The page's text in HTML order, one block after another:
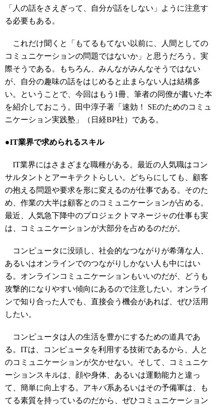
「人の話をさえぎって、自分が話をしない」ように注意す
る必要もある。
これだけ聞くと「もてるもてない以前に、人間としての
コミュニケーションの問題ではないか」と思うだろう。実
際そうである。もちろん、みんながみんなそうではない
が、自分の趣味の話をはじめると止まらない人は結構多
い。ということで、今回はもう1冊、筆者の同僚が書いた本
を紹介しておこう。田中淳子著「速効！ SEのためのコミュ
ニケーション実践塾」（日経BP社）である。
●IT業界で求められるスキル
IT業界にはさまざまな職種がある。最近の人気職はコン
サルタントとアーキテクトらしい。どちらにしても、顧客
の抱える問題や要求を形に変えるのが仕事である。そのた
め、作業の大半は顧客とのコミュニケーションが占める。
最近、人気急下降中のプロジェクトマネージャの仕事も実
は、コミュニケーションが大部分を占めるのだが。
コンピュータに没頭し、社会的なつながりが希薄な人、
あるいはオンラインでのつながりしかない人も中にはい
る。オンラインコミュニケーションもいいのだが、どうも
攻撃的になりやすい傾向にあるので注意したい。オンライ
ンで知り合った人でも、直接会う機会があれば、ぜひ活用
したい。
コンピュータは人の生活を豊かにするための道具であ
る。ITは、コンピュータを利用する技術であるから、人と
のコミュニケーションが欠かせない。そして、コミュニケ
ーションスキルは、顔や身体、あるいは運動能力と違っ
て、簡単に向上する。アキバ系あるいはその予備軍は、も
てる素質を持っているのだから、ぜひコミュニケーション